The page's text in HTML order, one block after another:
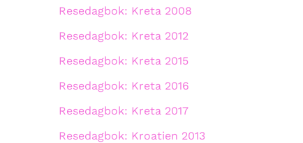
Resedagbok: Kreta 2008
Resedagbok: Kreta 2012
Resedagbok: Kreta 2015
Resedagbok: Kreta 2016
Resedagbok: Kreta 2017
Resedagbok: Kroatien 2013